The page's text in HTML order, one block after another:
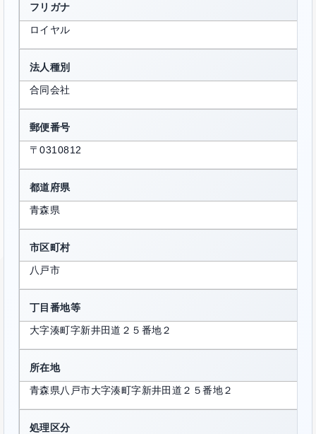
フリガナ
ロイヤル
法人種別
合同会社
郵便番号
〒0310812
都道府県
青森県
市区町村
八戸市
丁目番地等
大字湊町字新井田道２５番地２
所在地
青森県八戸市大字湊町字新井田道２５番地２
処理区分